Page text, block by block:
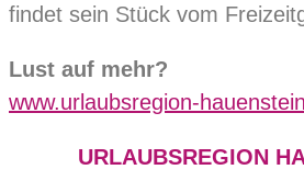
findet sein Stück vom
Lust auf mehr?
www.urlaubsregion-
URLAUBSREGION